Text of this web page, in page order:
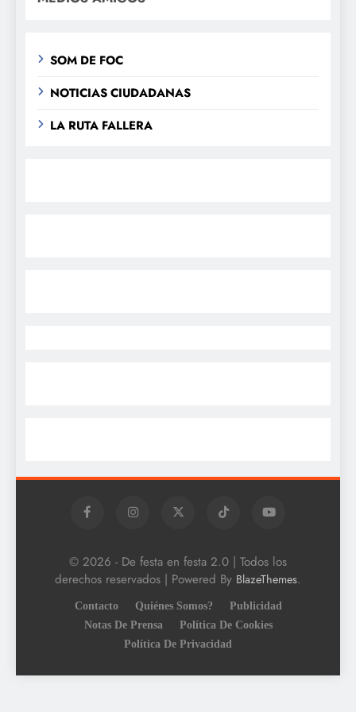
SOM DE FOC
NOTICIAS CIUDADANAS
LA RUTA FALLERA
© 2026 - De festa en festa 2.0 | Todos los
derechos reservados | Powered By BlazeThemes.
Contacto Quiénes Somos?
Publicidad
Notas De Prensa
Política De Cookies
Política De Privacidad